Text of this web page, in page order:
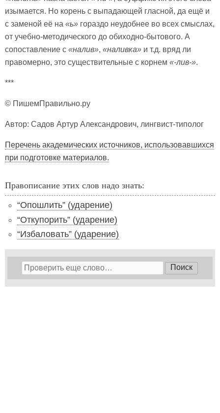
изымается. Но корень с выпадающей гласной, да ещё и
с заменой её на «ь» гораздо неудобнее во всех смыслах,
от учебно-методического до обиходно-бытового. А
сопоставление с «налив», «наливка» и т.д. вряд ли
правомерно, это существительные с корнем «-лив-».
***
© ПишемПравильно.ру
Автор: Садов Артур Александрович, лингвист-типолог
Перечень академических источников, использовавшихся
при подготовке материалов.
Правописание этих слов надо знать:
“Опошлить” (ударение)
“Откупорить” (ударение)
“Избаловать” (ударение)